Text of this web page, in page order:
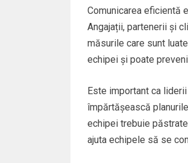
Comunicarea eficientă
Angajații, partenerii și
măsurile care sunt
echipei și poate
Este important ca
împărtășească
echipei trebuie
ajuta echipele să se